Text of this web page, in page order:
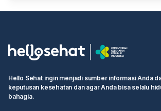
Hello Sehat ingin menjadi sumber informasi Anda
keputusan kesehatan dan agar Anda bisa selalu
bahagia.